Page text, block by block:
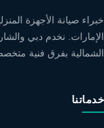
خبراء صيانة الأجهزة
الإمارات. نخدم دبي
الشمالية بفرق فنية
خدماتنا